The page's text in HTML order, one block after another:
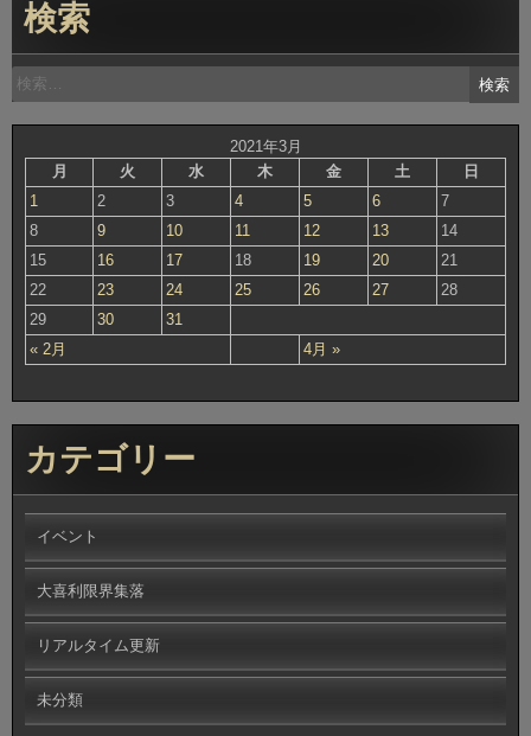
検索
検
索:
2021年3月
月
火 水 木 金 土 日
« 2月 4月 »
1 2 3 4 5 6
7
8
9 10 11 12 13
14
15
16 17 18 19 20
21
22
23 24 25 26 27
28
29
30 31
カテゴリー
イベント
大喜利限界集落
リアルタイム更新
未分類